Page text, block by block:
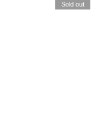
Sold out